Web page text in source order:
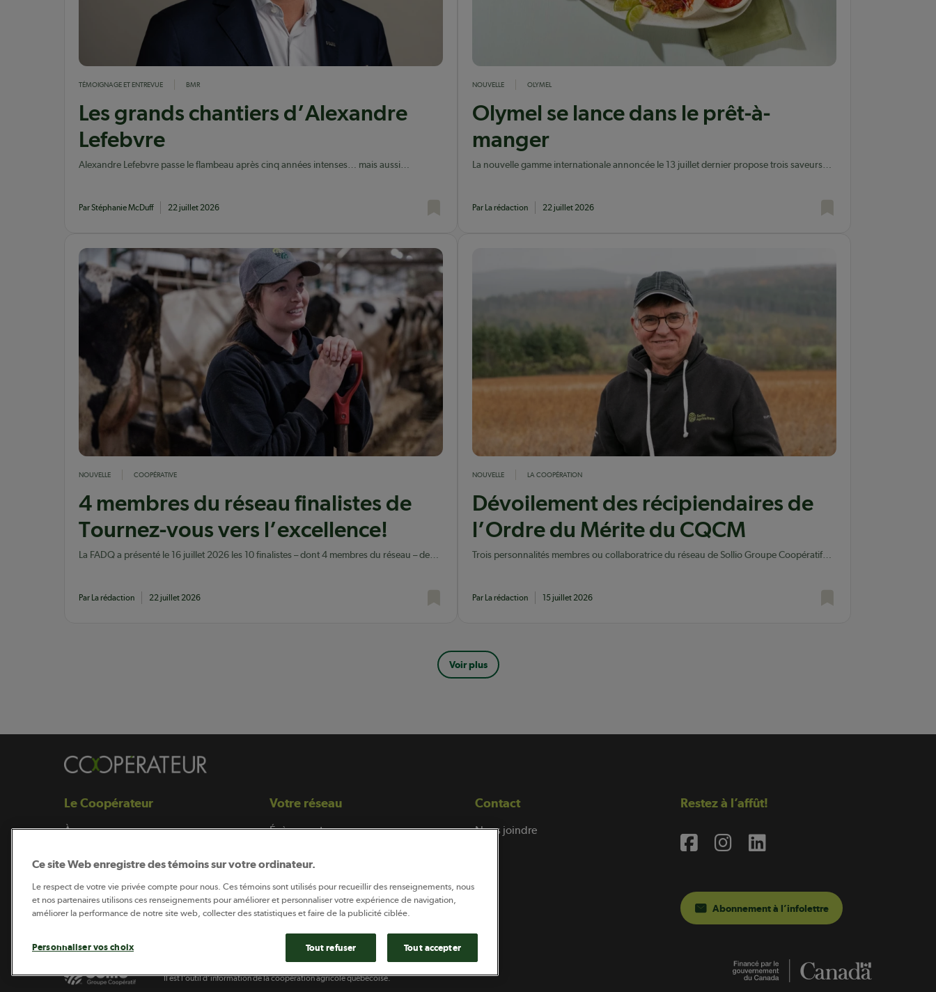
TÉMOIGNAGE ET ENTREVUE BMR
Les grands chantiers d’Alexandre
Lefebvre
Alexandre Lefebvre passe le flambeau après cinq années intenses… mais aussi
Par Stéphanie McDuff 22 juillet 2026
NOUVELLE OLYMEL
Olymel se lance dans le prêt-à-
manger
La nouvelle gamme internationale annoncée le 13 juillet dernier propose trois saveurs
Par La rédaction 22 juillet 2026
NOUVELLE COOPÉRATIVE
4 membres du réseau finalistes de
Tournez-vous vers l’excellence!
La FADQ a présenté le 16 juillet 2026 les 10 finalistes – dont 4 membres du réseau – de
Par La rédaction 22 juillet 2026
NOUVELLE LA COOPÉRATION
Dévoilement des récipiendaires de
l’Ordre du Mérite du CQCM
Trois personnalités membres ou collaboratrice du réseau de Sollio Groupe Coopératif
Par La rédaction 15 juillet 2026
Voir plus
Le Coopérateur
À propos
Magazine
Nos grands dossiers
Votre réseau
Évènements
Contact
Nous joindre
Restez à l’affût!
Abonnement à l’infolettre
Il est l’outil d’information de la coopération agricole québécoise.
Ce site Web enregistre des témoins sur votre ordinateur.
Le respect de votre vie privée compte pour nous. Ces témoins sont utilisés pour recueillir des renseignements, nous
et nos partenaires utilisons ces renseignements pour améliorer et personnaliser votre expérience de navigation,
améliorer la performance de notre site web, collecter des statistiques et faire de la publicité ciblée.
Tout refuser Tout accepter
Personnaliser vos choix